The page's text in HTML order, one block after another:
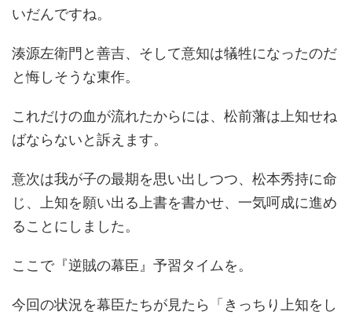
いだんですね。
湊源左衛門と善吉、そして意知は犠牲になったのだ
と悔しそうな東作。
これだけの血が流れたからには、松前藩は上知せね
ばならないと訴えます。
意次は我が子の最期を思い出しつつ、松本秀持に命
じ、上知を願い出る上書を書かせ、一気呵成に進め
ることにしました。
ここで『逆賊の幕臣』予習タイムを。
今回の状況を幕臣たちが見たら「きっちり上知をし